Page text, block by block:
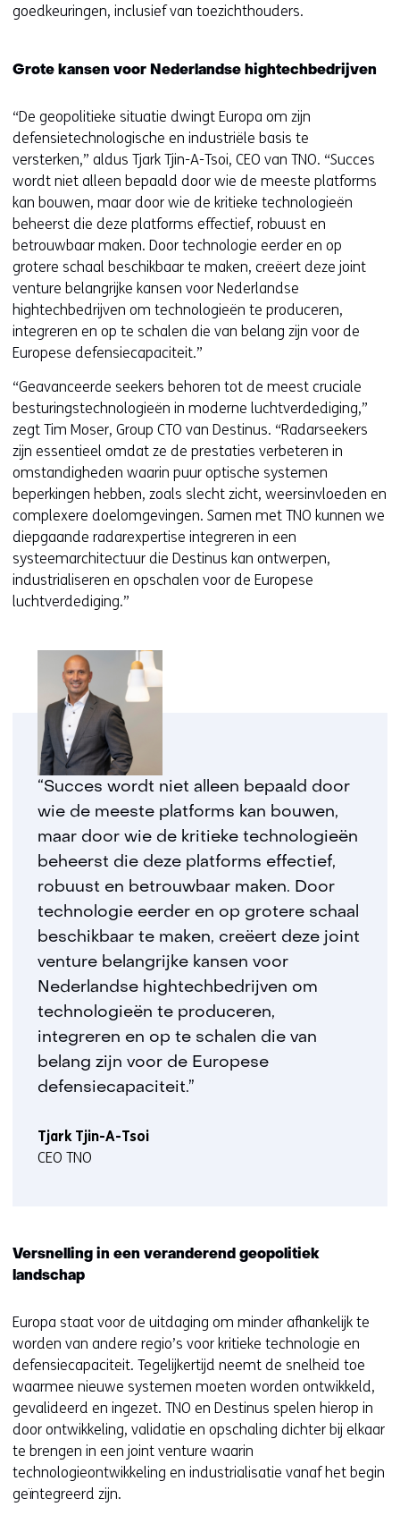
goedkeuringen, inclusief van toezichthouders.
Grote kansen voor Nederlandse hightechbedrijven
“De geopolitieke situatie dwingt Europa om zijn
defensietechnologische en industriële basis te
versterken,” aldus Tjark Tjin-A-Tsoi, CEO van TNO. “Succes
wordt niet alleen bepaald door wie de meeste platforms
kan bouwen, maar door wie de kritieke technologieën
beheerst die deze platforms effectief, robuust en
betrouwbaar maken. Door technologie eerder en op
grotere schaal beschikbaar te maken, creëert deze joint
venture belangrijke kansen voor Nederlandse
hightechbedrijven om technologieën te produceren,
integreren en op te schalen die van belang zijn voor de
Europese defensiecapaciteit.”
“Geavanceerde seekers behoren tot de meest cruciale
besturingstechnologieën in moderne luchtverdediging,”
zegt Tim Moser, Group CTO van Destinus. “Radarseekers
zijn essentieel omdat ze de prestaties verbeteren in
omstandigheden waarin puur optische systemen
beperkingen hebben, zoals slecht zicht, weersinvloeden en
complexere doelomgevingen. Samen met TNO kunnen we
diepgaande radarexpertise integreren in een
systeemarchitectuur die Destinus kan ontwerpen,
industrialiseren en opschalen voor de Europese
luchtverdediging.”
“Succes wordt niet alleen bepaald door
wie de meeste platforms kan bouwen,
maar door wie de kritieke technologieën
beheerst die deze platforms effectief,
robuust en betrouwbaar maken. Door
technologie eerder en op grotere schaal
beschikbaar te maken, creëert deze joint
venture belangrijke kansen voor
Nederlandse hightechbedrijven om
technologieën te produceren,
integreren en op te schalen die van
belang zijn voor de Europese
defensiecapaciteit.”
Tjark Tjin-A-Tsoi
CEO TNO
Versnelling in een veranderend geopolitiek
landschap
Europa staat voor de uitdaging om minder afhankelijk te
worden van andere regio’s voor kritieke technologie en
defensiecapaciteit. Tegelijkertijd neemt de snelheid toe
waarmee nieuwe systemen moeten worden ontwikkeld,
gevalideerd en ingezet. TNO en Destinus spelen hierop in
door ontwikkeling, validatie en opschaling dichter bij elkaar
te brengen in een joint venture waarin
technologieontwikkeling en industrialisatie vanaf het begin
geïntegreerd zijn.